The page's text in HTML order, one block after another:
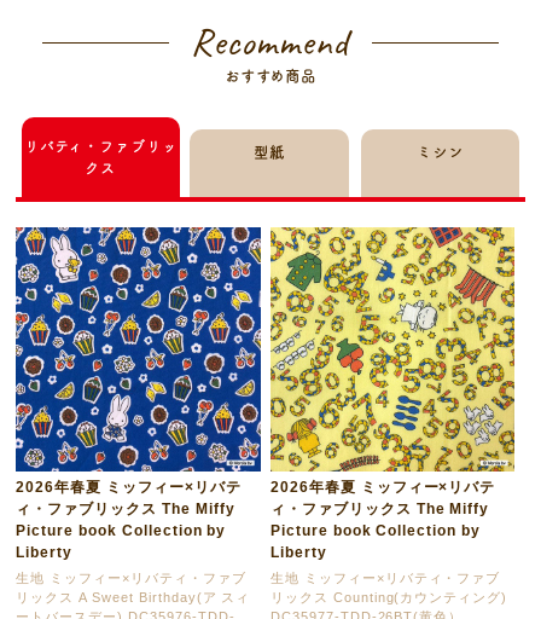
Recommend
おすすめ商品
リバティ・ファブリッ
クス
型紙 ミシン
2026年春夏 ミッフィー×リバテ
ィ・ファブリックス The Miffy
Picture book Collection by
Liberty
生地 ミッフィー×リバティ・ファブ
リックス A Sweet Birthday(ア スィ
2026年春夏 ミッフィー×リバテ
ィ・ファブリックス The Miffy
Picture book Collection by
Liberty
生地 ミッフィー×リバティ・ファブ
リックス Counting(カウンティング)